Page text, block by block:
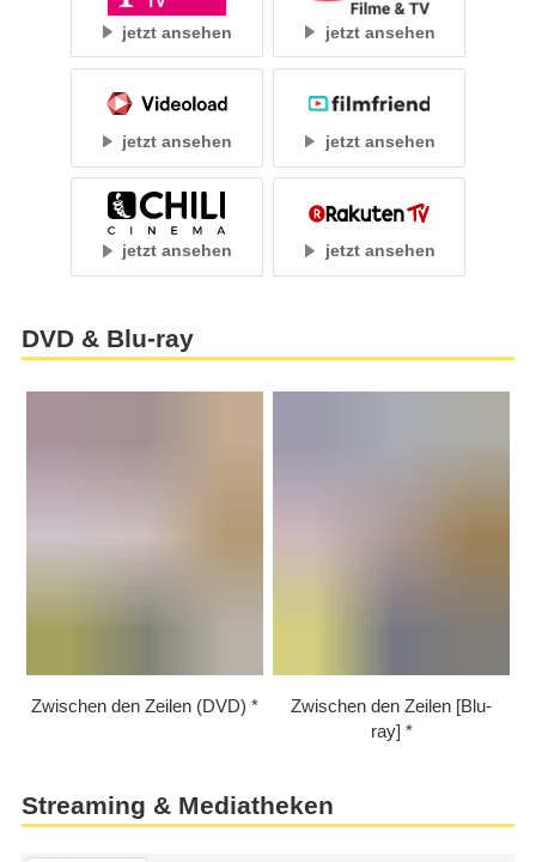
jetzt ansehen jetzt ansehen
jetzt ansehen jetzt ansehen
jetzt ansehen jetzt ansehen
DVD & Blu-ray
Zwischen den Zeilen (DVD)
Zwischen den Zeilen [Blu-
ray]
Streaming & Mediatheken